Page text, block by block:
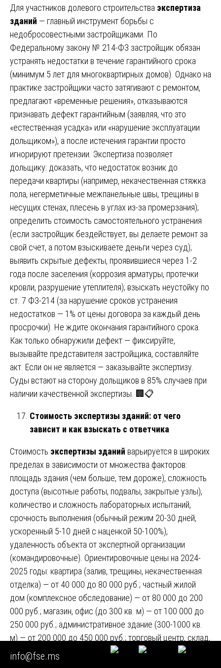
Для участников долевого строительства экспертиза
зданий — главный инструмент борьбы с
недобросовестными застройщиками. По
Федеральному закону № 214-ФЗ застройщик обязан
устранять недостатки в течение гарантийного срока
(минимум 5 лет для многоквартирных домов). Однако на
практике застройщики часто затягивают с ремонтом,
предлагают «временные решения», отказываются
признавать дефект гарантийным (заявляя, что это
«естественная усадка» или «нарушение эксплуатации
дольщиком»), а после истечения гарантии просто
игнорируют претензии. Экспертиза позволяет
дольщику: доказать, что недостаток возник до
передачи квартиры (например, некачественная стяжка
пола, негерметичные межпанельные швы, трещины в
несущих стенах, плесень в углах из-за промерзания);
определить стоимость самостоятельного устранения
(если застройщик бездействует, вы делаете ремонт за
свой счет, а потом взыскиваете деньги через суд);
выявить скрытые дефекты, проявившиеся через 1-2
года после заселения (коррозия арматуры, протечки
кровли, разрушение утеплителя); взыскать неустойку по
ст. 7 ФЗ-214 (за нарушение сроков устранения
недостатков — 1% от цены договора за каждый день
просрочки). Не ждите окончания гарантийного срока.
Как только обнаружили дефект — фиксируйте,
вызывайте представителя застройщика, составляйте
акт. Если он не является — заказывайте экспертизу.
Суды встают на сторону дольщиков в 85% случаев при
наличии качественной экспертизы. 🏢📋
Стоимость экспертизы зданий: от чего
зависит и как взыскать с ответчика
Стоимость экспертизы зданий варьируется в широких
пределах в зависимости от множества факторов:
площадь здания (чем больше, тем дороже), сложность
доступа (высотные работы, подвалы, закрытые узлы),
количество и сложность лабораторных испытаний,
срочность выполнения (обычный режим 20-30 дней,
ускоренный 5-10 дней с наценкой 50-100%),
удаленность объекта от экспертной организации
(командировочные). Ориентировочные цены на 2024-
2025 годы: квартира (залив, трещины, некачественная
отделка) — от 40 000 до 80 000 руб.; частный жилой
дом (комплексное обследование) — от 80 000 до 200
000 руб.; магазин, офис (до 300 кв. м) — от 100 000 до
250 000 руб.; административное здание (300-1000 кв.
м) — от 200 000 до 450 000 руб.; торговый центр, склад,
производственный цех (1000-5000 кв. м) — от 400 000
до 800 000 руб.; крупное промышленное здание (свыше
info@fse.ms